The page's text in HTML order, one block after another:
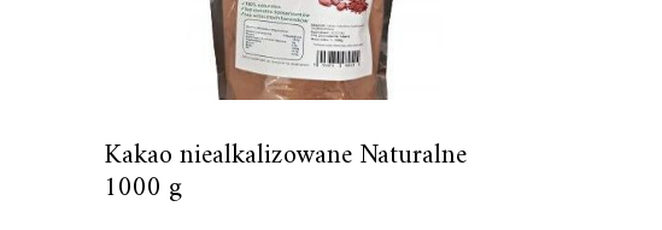
Kakao niealkalizowane Naturalne
1000 g